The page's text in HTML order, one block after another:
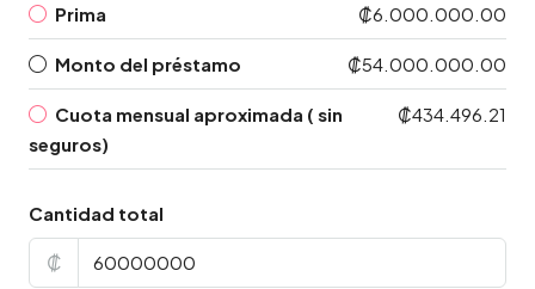
Prima ₡6.000.000.00
Monto del préstamo ₡54.000.000.00
Cuota mensual aproximada ( sin
seguros)
₡434.496.21
Cantidad total
₡